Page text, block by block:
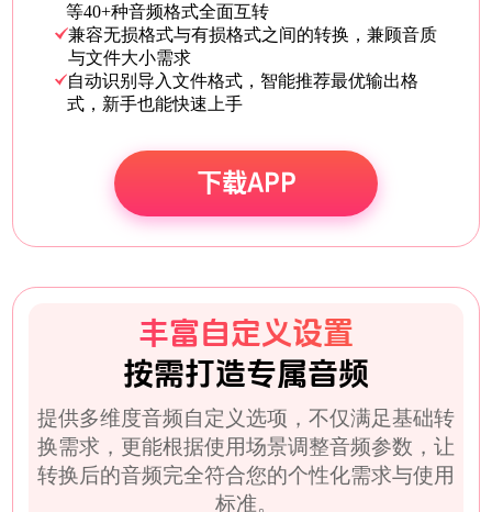
等40+种音频格式全面互转
兼容无损格式与有损格式之间的转换，兼顾音质
与文件大小需求
自动识别导入文件格式，智能推荐最优输出格
式，新手也能快速上手
下载APP
丰富自定义设置
按需打造专属音频
提供多维度音频自定义选项，不仅满足基础转
换需求，更能根据使用场景调整音频参数，让
转换后的音频完全符合您的个性化需求与使用
标准。